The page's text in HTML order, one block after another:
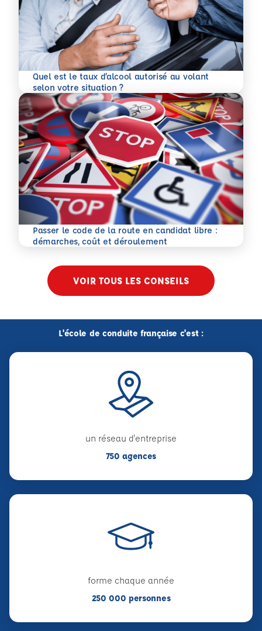
Quel est le taux d’alcool autorisé au volant
selon votre situation ?
En savoir plus
Passer le code de la route en candidat libre :
démarches, coût et déroulement
En savoir plus
VOIR TOUS LES CONSEILS
L'école de conduite française c'est :
un réseau d'entreprise
750 agences
forme chaque année
250 000 personnes